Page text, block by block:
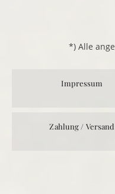
*) Alle
Impressum
Zahlung / Versand